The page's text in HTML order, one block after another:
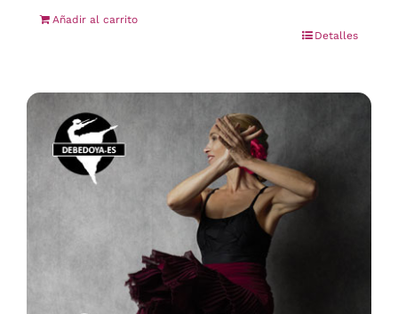
Añadir al carrito
Detalles